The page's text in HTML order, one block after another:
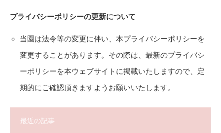
プライバシーポリシーの更新について
当園は法令等の変更に伴い、本プライバシーポリシーを
変更することがあります。その際は、最新のプライバシ
ーポリシーを本ウェブサイトに掲載いたしますので、定
期的にご確認頂きますようお願いいたします。
最近の記事